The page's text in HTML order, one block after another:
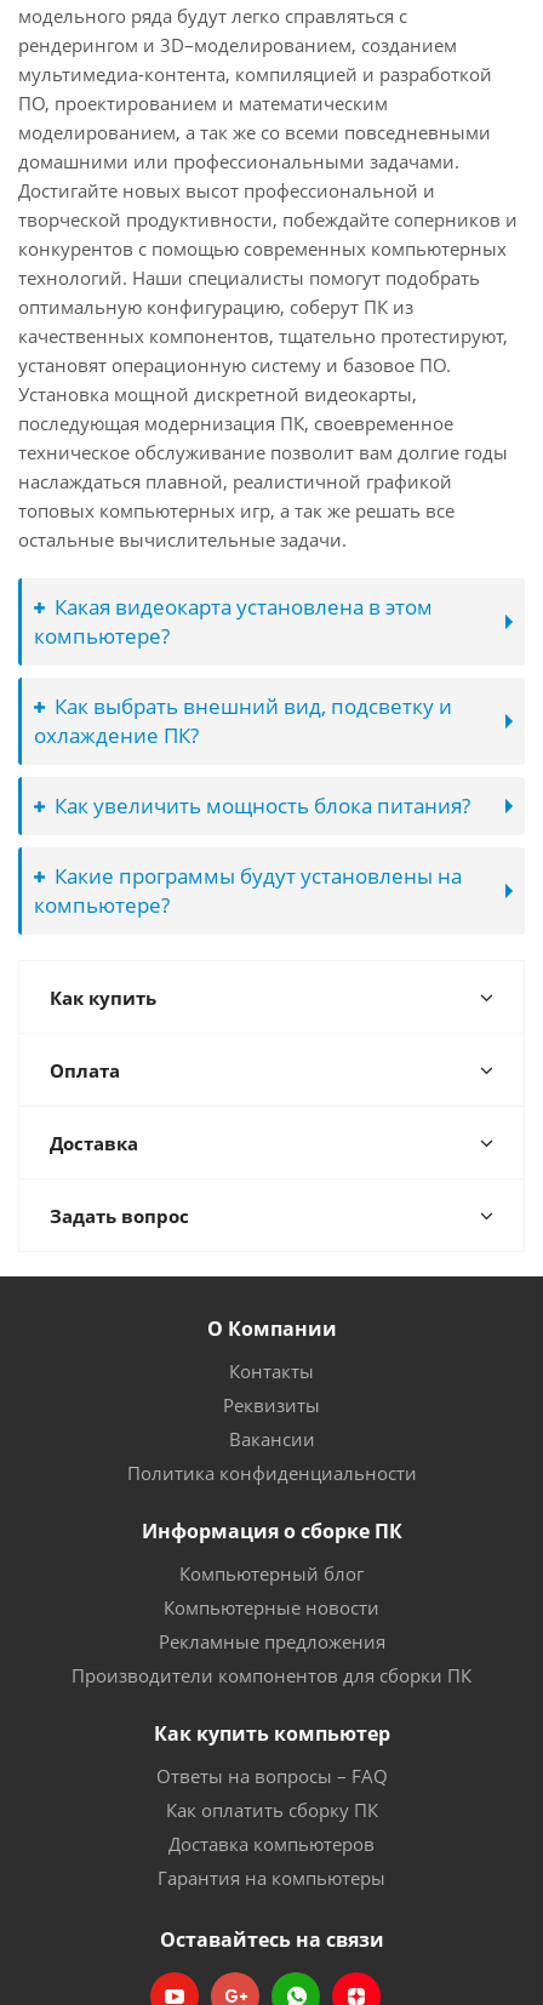
модельного ряда будут легко справляться с
рендерингом и 3D–моделированием, созданием
мультимедиа-контента, компиляцией и разработкой
ПО, проектированием и математическим
моделированием, а так же со всеми повседневными
домашними или профессиональными задачами.
Достигайте новых высот профессиональной и
творческой продуктивности, побеждайте соперников и
конкурентов с помощью современных компьютерных
технологий. Наши специалисты помогут подобрать
оптимальную конфигурацию, соберут ПК из
качественных компонентов, тщательно протестируют,
установят операционную систему и базовое ПО.
Установка мощной дискретной видеокарты,
последующая модернизация ПК, своевременное
техническое обслуживание позволит вам долгие годы
наслаждаться плавной, реалистичной графикой
топовых компьютерных игр, а так же решать все
остальные вычислительные задачи.
Какая видеокарта установлена в этом
компьютере?
Как выбрать внешний вид, подсветку и
охлаждение ПК?
Как увеличить мощность блока питания?
Какие программы будут установлены на
компьютере?
Как купить
Оплата
Доставка
Задать вопрос
О Компании
Контакты
Реквизиты
Вакансии
Политика конфиденциальности
Информация о сборке ПК
Компьютерный блог
Компьютерные новости
Рекламные предложения
Производители компонентов для сборки ПК
Как купить компьютер
Ответы на вопросы – FAQ
Как оплатить сборку ПК
Доставка компьютеров
Гарантия на компьютеры
Оставайтесь на связи